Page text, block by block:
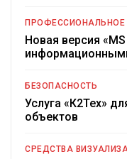
Новая версия
БЕЗОПАСНОСТЬ
Услуга «К2Тех»
объектов
СРЕДСТВА